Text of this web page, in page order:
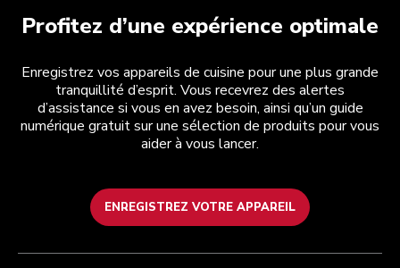
Profitez d’une expérience optimale
Enregistrez vos appareils de cuisine pour une plus grande
tranquillité d’esprit. Vous recevrez des alertes
d’assistance si vous en avez besoin, ainsi qu’un guide
numérique gratuit sur une sélection de produits pour vous
aider à vous lancer.
ENREGISTREZ VOTRE APPAREIL
Health Check
Conditions générales de vente
La marque
Trouver une boutique